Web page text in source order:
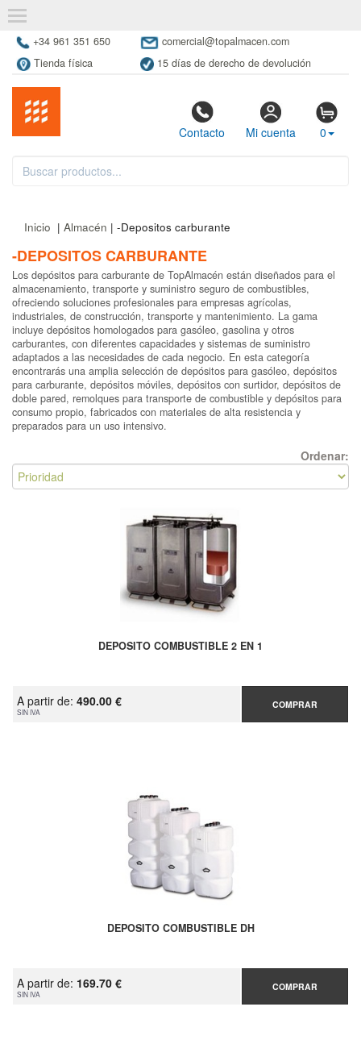
+34 961 351 650
comercial@topalmacen.com
Tienda física
15 días de derecho de devolución
Contacto Mi cuenta 0
Inicio | Almacén | -Depositos carburante
-DEPOSITOS CARBURANTE
Los depósitos para carburante de TopAlmacén están diseñados para el
almacenamiento, transporte y suministro seguro de combustibles,
ofreciendo soluciones profesionales para empresas agrícolas,
industriales, de construcción, transporte y mantenimiento. La gama
incluye depósitos homologados para gasóleo, gasolina y otros
carburantes, con diferentes capacidades y sistemas de suministro
adaptados a las necesidades de cada negocio. En esta categoría
encontrarás una amplia selección de depósitos para gasóleo, depósitos
para carburante, depósitos móviles, depósitos con surtidor, depósitos de
doble pared, remolques para transporte de combustible y depósitos para
consumo propio, fabricados con materiales de alta resistencia y
preparados para un uso intensivo.
Ordenar:
DEPOSITO COMBUSTIBLE 2 EN 1
A partir de: 490.00 €
SIN IVA
COMPRAR
DEPOSITO COMBUSTIBLE DH
A partir de: 169.70 €
SIN IVA
COMPRAR